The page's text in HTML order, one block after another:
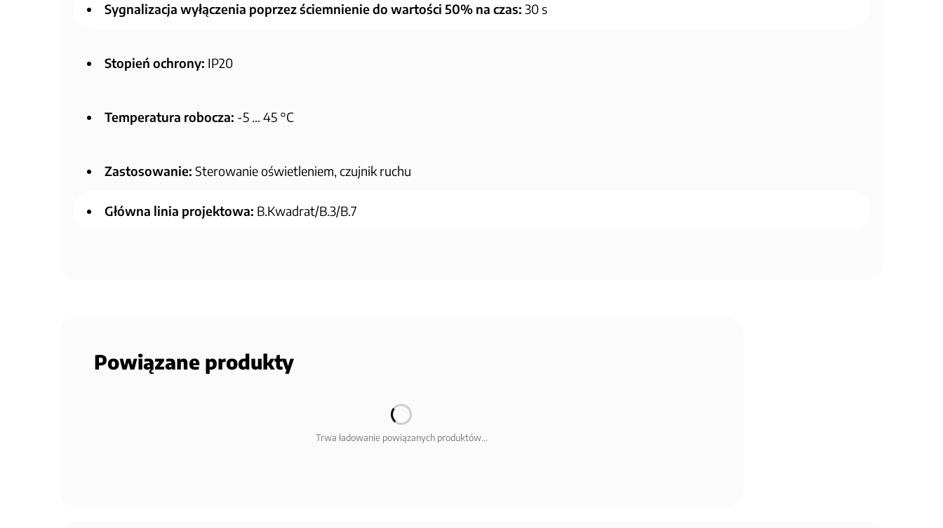
Sygnalizacja wyłączenia poprzez ściemnienie do wartości 50% na czas: 30 s
Stopień ochrony: IP20
Temperatura robocza: -5 … 45 °C
Zastosowanie: Sterowanie oświetleniem, czujnik ruchu
Główna linia projektowa: B.Kwadrat/B.3/B.7
Powiązane produkty
Trwa ładowanie powiązanych produktów...